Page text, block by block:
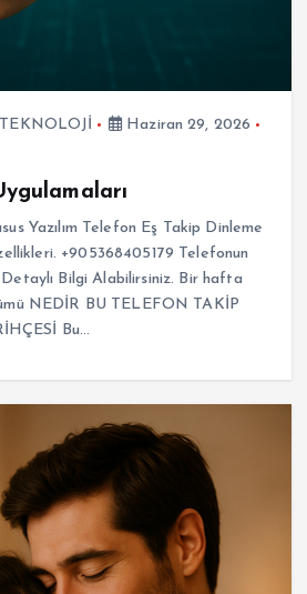
TEKNOLOJİ
Haziran 29, 2026
Yazılım Telefon Eş Takip Dinleme
+905368405179 Telefonun
Bilgi Alabilirsiniz. Bir hafta
NEDİR BU TELEFON TAKİP
Bu…